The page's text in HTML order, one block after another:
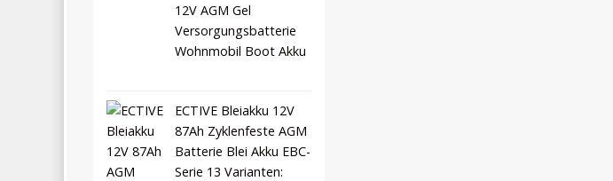
12V AGM Gel
Versorgungsbatterie
Wohnmobil Boot Akku
ECTIVE Bleiakku 12V
87Ah Zyklenfeste AGM
Batterie Blei Akku EBC-
Serie 13 Varianten: